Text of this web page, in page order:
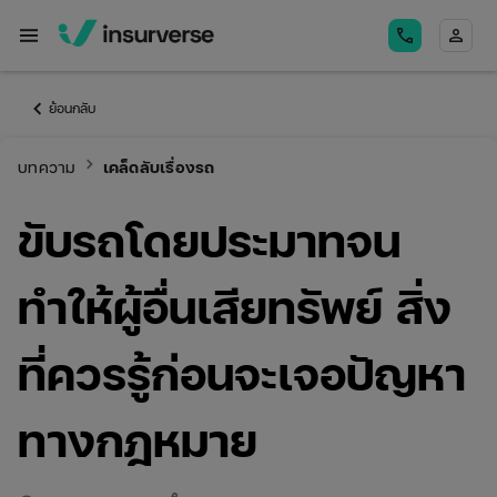
menu call person
keyboard_arrow_left ย้อนกลับ
บทความ keyboard_arrow_right เคล็ดลับเรื่องรถ
ขับรถโดยประมาทจน
ทำให้ผู้อื่นเสียทรัพย์ สิ่ง
ที่ควรรู้ก่อนจะเจอปัญหา
ทางกฎหมาย